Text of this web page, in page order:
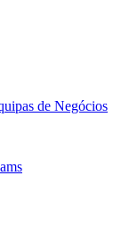
de Negócios